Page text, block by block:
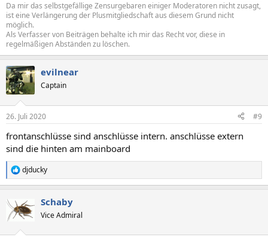
Da mir das selbstgefällige Zensurgebaren einiger Moderatoren nicht zusagt,
ist eine Verlängerung der Plusmitgliedschaft aus diesem Grund nicht
möglich.
Als Verfasser von Beiträgen behalte ich mir das Recht vor, diese in
regelmäßigen Abständen zu löschen.
evilnear
Captain
26. Juli 2020 #9
frontanschlüsse sind anschlüsse intern. anschlüsse extern
sind die hinten am mainboard
R
e
t
djducky
Schaby
Vice Admiral